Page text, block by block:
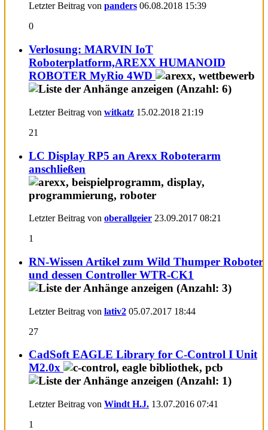
Letzter Beitrag von panders 06.08.2018 15:39
0
Verlosung: MARVIN IoT
Roboterplatform,AREXX HUMANOID
ROBOTER MyRio 4WD
Letzter Beitrag von witkatz 15.02.2018 21:19
21
LC Display RP5 an Arexx Roboterarm
anschließen
Letzter Beitrag von oberallgeier 23.09.2017 08:21
1
RN-Wissen Artikel zum Wild Thumper Roboter
und dessen Controller WTR-CK1
Letzter Beitrag von lativ2 05.07.2017 18:44
27
CadSoft EAGLE Library for C-Control I Unit
M2.0x
Letzter Beitrag von Windt H.J. 13.07.2016 07:41
1